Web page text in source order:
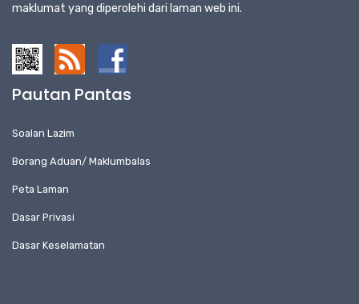
maklumat yang diperolehi dari laman web ini.
Pautan Pantas
Soalan Lazim
Borang Aduan/ Maklumbalas
Peta Laman
Dasar Privasi
Dasar Keselamatan